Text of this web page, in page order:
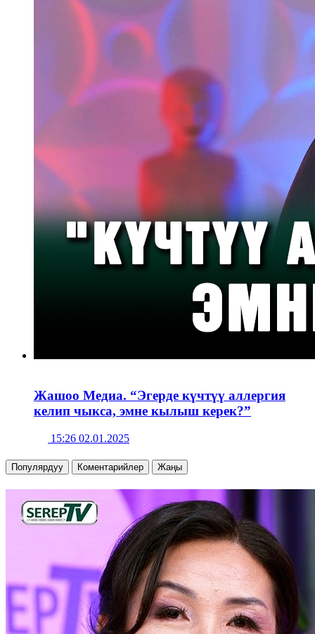
Жашоо Медиа. “Эгерде күчтүү аллергия
келип чыкса, эмне кылыш керек?”
15:26 02.01.2025
Популярдуу Коментарийлер Жаңы